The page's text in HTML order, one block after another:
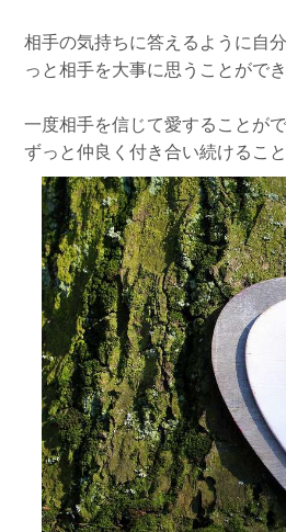
相手の気持ちに答えるように自
っと相手を大事に思うことができ
一度相手を信じて愛することが
ずっと仲良く付き合い続けるこ